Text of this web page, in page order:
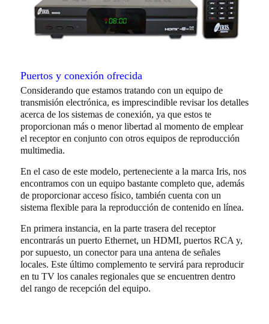
Puertos y conexión ofrecida
Considerando que estamos tratando con un equipo de
transmisión electrónica, es imprescindible revisar los detalles
acerca de los sistemas de conexión, ya que estos te
proporcionan más o menor libertad al momento de emplear
el receptor en conjunto con otros equipos de reproducción
multimedia.
En el caso de este modelo, perteneciente a la marca Iris, nos
encontramos con un equipo bastante completo que, además
de proporcionar acceso físico, también cuenta con un
sistema flexible para la reproducción de contenido en línea.
En primera instancia, en la parte trasera del receptor
encontrarás un puerto Ethernet, un HDMI, puertos RCA y,
por supuesto, un conector para una antena de señales
locales. Este último complemento te servirá para reproducir
en tu TV los canales regionales que se encuentren dentro
del rango de recepción del equipo.